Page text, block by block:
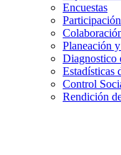
Encuestas
Planeación
Diagnostico
Estadísticas
Control
Rendición